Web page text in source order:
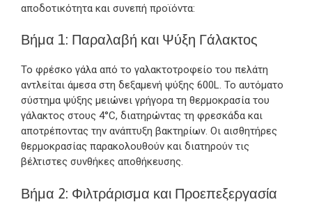
αποδοτικότητα και συνεπή προϊόντα:
Βήμα 1: Παραλαβή και Ψύξη Γάλακτος
Το φρέσκο γάλα από το γαλακτοτροφείο του πελάτη
αντλείται άμεσα στη δεξαμενή ψύξης 600L. Το αυτόματο
σύστημα ψύξης μειώνει γρήγορα τη θερμοκρασία του
γάλακτος στους 4°C, διατηρώντας τη φρεσκάδα και
αποτρέποντας την ανάπτυξη βακτηρίων. Οι αισθητήρες
θερμοκρασίας παρακολουθούν και διατηρούν τις
βέλτιστες συνθήκες αποθήκευσης.
Βήμα 2: Φιλτράρισμα και Προεπεξεργασία